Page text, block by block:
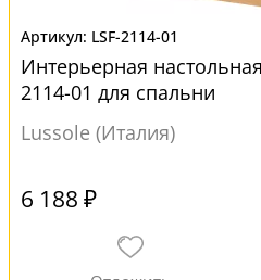
LSF-2114-01
Интерьерная
2114-01 для спальни
Lussole (Италия)
6 188 ₽